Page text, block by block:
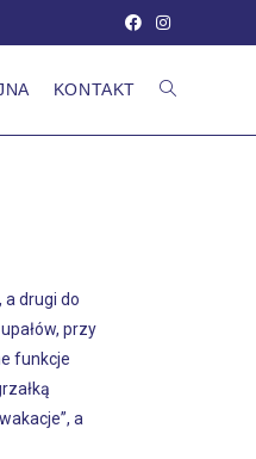
KONTAKT
a drugi do
przy
funkcje
a